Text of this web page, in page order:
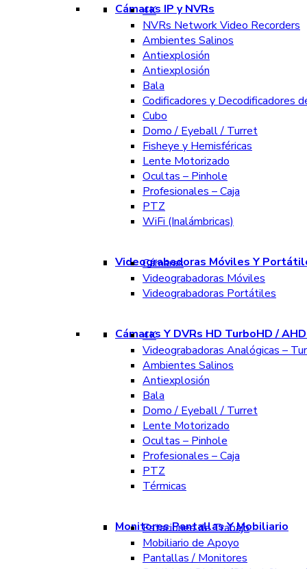
Cámaras IP y NVRs
4K
NVRs Network Video Recorders
Ambientes Salinos
Antiexplosión
Antiexplosión
Bala
Codificadores y Decodificadores
Cubo
Domo / Eyeball / Turret
Fisheye y Hemisféricas
Lente Motorizado
Ocultas – Pinhole
Profesionales – Caja
PTZ
WiFi (Inalámbricas)
Videograbadoras Móviles Y
Cámaras
Videograbadoras Móviles
Videograbadoras Portátiles
Cámaras Y DVRs HD TurboHD /
4K
Videograbadoras Analógicas –
Ambientes Salinos
Antiexplosión
Bala
Domo / Eyeball / Turret
Lente Motorizado
Ocultas – Pinhole
Profesionales – Caja
PTZ
Térmicas
Monitores Pantallas Y Mobiliario
Estaciones de Trabajo
Mobiliario de Apoyo
Pantallas / Monitores